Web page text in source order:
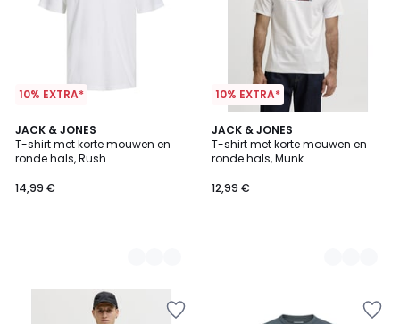
10% EXTRA*
JACK & JONES
T-shirt met korte mouwen en
ronde hals, Rush
14,99 €
3
Kleuren
10% EXTRA*
JACK & JONES
T-shirt met korte mouwen en
ronde hals, Munk
12,99 €
3
Kleuren